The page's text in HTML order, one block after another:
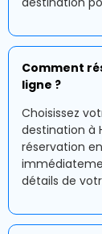
Comment
ligne ?
Choisissez
destination à
réservation
détails de